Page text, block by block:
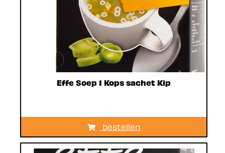
Effe Soep 1 Kops sachet Kip
bestellen